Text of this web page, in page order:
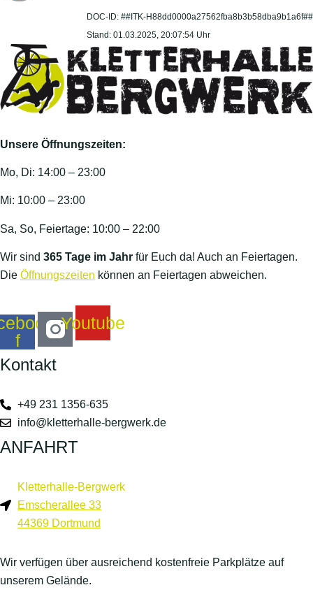
DOC-ID: ##ITK-H88dd0000a27562fba8b3b58dba9b1a6f##
Stand: 01.03.2025, 20:07:54 Uhr
Unsere Öffnungszeiten:
Mo, Di: 14:00 – 23:00
Mi: 10:00 – 23:00
Sa, So, Feiertage: 10:00 – 22:00
Wir sind 365 Tage im Jahr für Euch da! Auch an Feiertagen.
Die Öffnungszeiten können an Feiertagen abweichen.
f
Youtube
Kontakt
+49 231 1356-635
info@kletterhalle-bergwerk.de
ANFAHRT
Kletterhalle-Bergwerk
Emscherallee 33
44369 Dortmund
Wir verfügen über ausreichend kostenfreie Parkplätze auf
unserem Gelände.